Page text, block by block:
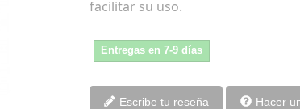
facilitar su uso.
Entregas en 7-9 días
Escribe tu reseña Hacer